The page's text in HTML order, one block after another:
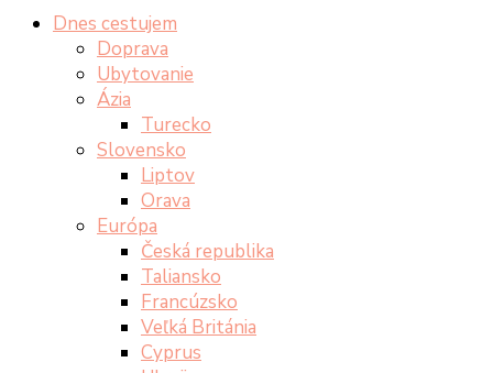
Dnes cestujem
Doprava
Ubytovanie
Ázia
Turecko
Slovensko
Liptov
Orava
Európa
Česká republika
Taliansko
Francúzsko
Veľká Británia
Cyprus